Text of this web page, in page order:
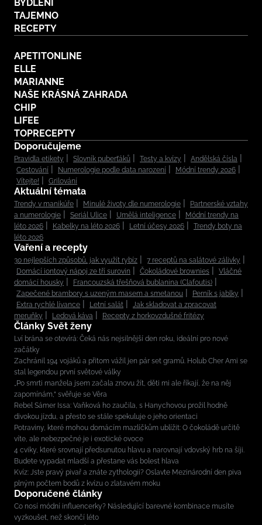
BYDLENÍ
TAJEMNO
RECEPTY
APETITONLINE
ELLE
MARIANNE
NAŠE KRÁSNÁ ZAHRADA
CHIP
LIFEE
TOPRECEPTY
Doporučujeme
Pravidla etikety Slovník puberťáků Testy a kvízy
Andělská čísla
Cestování
Numerologie podle data narození
Módní trendy 2026
Vítejte!
Grilování
Aktuální témata
Trendy v manikúře Minulé životy dle numerologie
Partnerské vztahy
a numerologie
Seriál Ulice Umělá inteligence
Módní trendy na
léto 2026
Kabelky na léto 2026 Letní účesy 2026
Trendy boty na
léto 2026
Vaření a recepty
30 nejlepších způsobů, jak využít rybíz
7 receptů na salátové zálivky
Domácí iontový nápoj ze tří surovin
Čokoládové brownies
Vláčné
domácí housky
Francouzská třešňová bublanina (Clafoutis)
Zapečené brambory s uzeným masem a smetanou
Perník s jablky
Extra rychlé lívance
Letní salát
Jak skladovat a zpracovat
meruňky
Ledová káva Recepty z horkovzdušné fritézy
Články Svět ženy
Lví brána se otevírá: Čeká nás nejsilnější den roku, ideální pro nové
začátky
Zachránil 194 vojáků a přitom vážil jen pár set gramů. Holub Cher Ami se
stal legendou první světové války
„Po smrti manžela jsem začala znovu žít, děti mi ale říkají, že na něj
zapomínám,“ svěřuje se Věra
Rebel Sámer Issa: Vaňková ho zaučila, s Hanychovou prožil hodně
divokou jízdu, a přesto se stále spekuluje o jeho orientaci
Potraviny, které mohou domácím mazlíčkům ublížit: O čokoládě určitě
víte, ale nebezpečné je i exotické ovoce
4 cviky, které srovnají předsunutou hlavu a narovnají vdovský hrb na šíji.
Budete vypadat mladší a přestane vás bolest hlava
Kvíz: Jste pravý pivař a znáte zythologii? Oslavte Mezinárodní den piva
plným počtem bodů z kvízu o zlatavém moku
Doporučené články
Co nosí módní influencerky? Následující barevné kombinace musíte
vyzkoušet, než skončí léto